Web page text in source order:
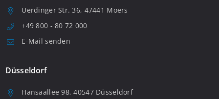
Uerdinger Str. 36, 47441 Moers
+49 800 - 80 72 000
E-Mail senden
Düsseldorf
Hansaallee 98, 40547 Düsseldorf